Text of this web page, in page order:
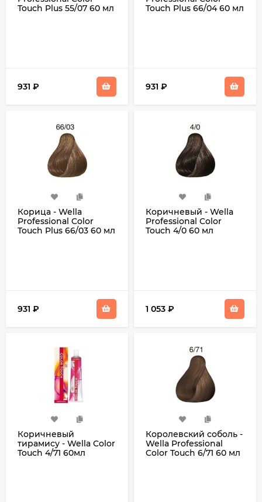
Touch Plus 55/07 60 мл
931 ₽
Touch Plus 66/04 60 мл
931 ₽
Корица - Wella
Professional Color
Touch Plus 66/03 60 мл
931 ₽
Коричневый - Wella
Professional Color
Touch 4/0 60 мл
1 053 ₽
Коричневый
тирамису - Wella Color
Touch 4/71 60мл
Королевский соболь -
Wella Professional
Color Touch 6/71 60 мл